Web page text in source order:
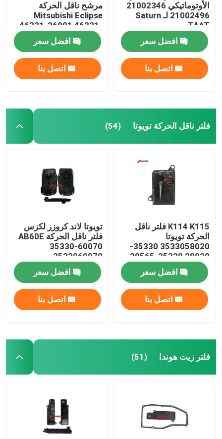
أدوات تعليق القيادة
قطع غيار المحرك
الأوتوماتيكي 21002346
21002496 لـ Saturn
TAAT
افضل سعر
اتصل بنا
مرشح ناقل الحركة
Mitsubishi Eclipse
46321-36001 46321-
36010
افضل سعر
اتصل بنا
فلتر ناقل الحركة تويوتا (54)
K114 K115 فلتر ناقل
الحركة تويوتا
3533058020 35330-
28020 35330-39565
35330-58020
افضل سعر
اتصل بنا
تويوتا لاند كروزر لكزس
فلتر ناقل الحركة AB60E
35330-60070
3533060070
افضل سعر
اتصل بنا
فلتر زيت هوندا (51)